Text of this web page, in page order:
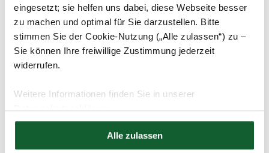
eingesetzt; sie helfen uns dabei, diese Webseite besser
zu machen und optimal für Sie darzustellen. Bitte
stimmen Sie der Cookie-Nutzung („Alle zulassen“) zu –
Sie können Ihre freiwillige Zustimmung jederzeit
widerrufen.
Weitere Informationen finden Sie in unserer
Datenschutzerklärung
Hier finden Sie unserImpressum
Alle zulassen
unbedingt noch einmal überprüfen und gegebenenfalls
korrigieren.
Tipp:
Falls Sie vergessen hatten, der Datenübertragung
Festsetzungsantrag die ZfA dazu veranlassen, die
Zulage neu zu berechnen. Dieser Antrag muss